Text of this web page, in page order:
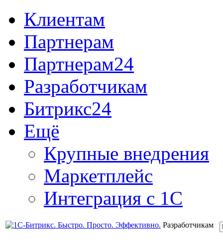
Клиентам
Партнерам
Партнерам24
Разработчикам
Битрикс24
Ещё
Крупные внедрения
Маркетплейс
Интеграция с 1С
Разработчикам